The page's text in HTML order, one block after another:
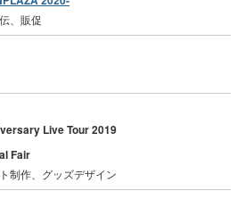
、販促
Live Tour 2019
Fair
制作、グッズデザイン